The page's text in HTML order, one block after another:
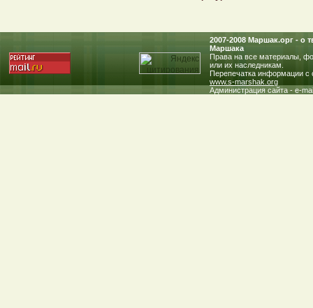
2007-2008 Маршак.oрг - о
Маршака
Права на все материалы,
или их наследникам.
Перепечатка информации с
www.s-marshak.org
Администрация сайта - e-